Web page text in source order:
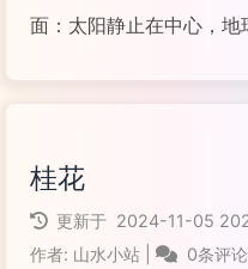
面：太阳静止在中心，
地围绕...
阅读全文...
桂花
更新于 2024-11-05
作者: 山水小站 0条评论